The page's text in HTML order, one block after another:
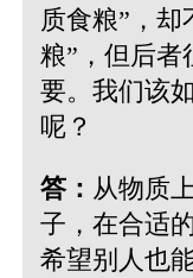
质食粮”，
粮”，但后者
要。我们该
呢？
答： 从物质
子，在合适
希望别人也